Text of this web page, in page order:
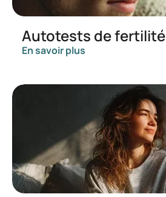
Autotests de fertilité
En savoir plus